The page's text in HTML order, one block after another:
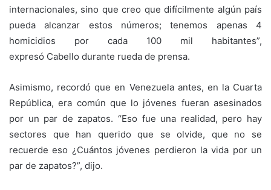
internacionales, sino que creo que difícilmente algún país
pueda alcanzar estos números; tenemos apenas 4
homicidios por cada 100 mil habitantes”,
expresó Cabello durante rueda de prensa.
Asimismo, recordó que en Venezuela antes, en la Cuarta
República, era común que lo jóvenes fueran asesinados
por un par de zapatos. “Eso fue una realidad, pero hay
sectores que han querido que se olvide, que no se
recuerde eso ¿Cuántos jóvenes perdieron la vida por un
par de zapatos?”, dijo.